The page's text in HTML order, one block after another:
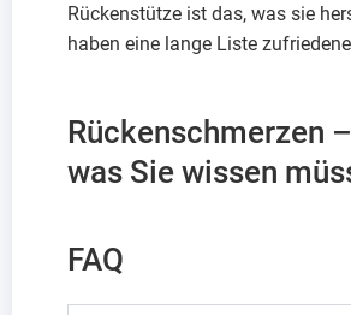
Rückenstütze ist das, was sie
haben eine lange Liste
Rückenschmerzen
was Sie wissen
FAQ